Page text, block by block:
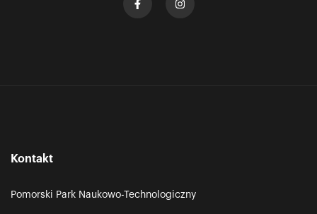
Kontakt
Pomorski Park Naukowo-Technologiczny